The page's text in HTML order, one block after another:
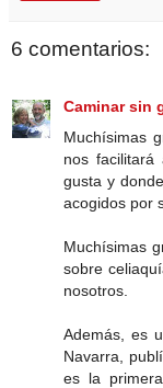
6 comentarios:
Caminar sin
Muchísimas
nos
gusta y
acogidos por
Muchísimas
sobre
nosotros.
Además, es
Navarra,
es la